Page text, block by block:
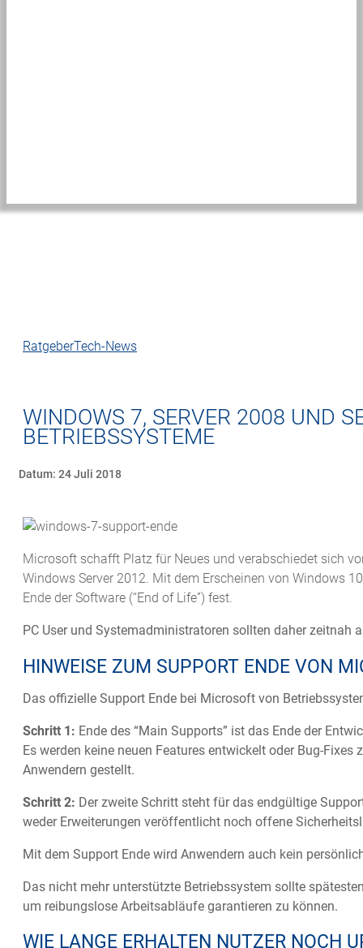
RatgeberTech-News
WINDOWS 7, SERVER 2008 UND
BETRIEBSSYSTEME
Datum: 24 Juli 2018
Microsoft schafft Platz für Neues und verabschiedet sich
Windows Server 2012. Mit dem Erscheinen von Windows
Ende der Software (“End of Life”) fest.
PC User und Systemadministratoren sollten daher zeitnah
HINWEISE ZUM SUPPORT ENDE VON
Das offizielle Support Ende bei Microsoft von
Schritt 1: Ende des “Main Supports” ist das Ende der
Es werden keine neuen Features entwickelt oder Bug-
Anwendern gestellt.
Schritt 2: Der zweite Schritt steht für das endgültige
weder Erweiterungen veröffentlicht noch offene
Mit dem Support Ende wird Anwendern auch kein
Das nicht mehr unterstützte Betriebssystem sollte
um reibungslose Arbeitsabläufe garantieren zu können.
WIE LANGE ERHALTEN NUTZER NOCH